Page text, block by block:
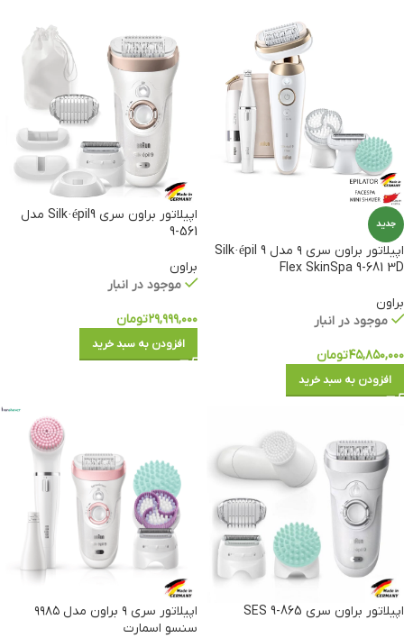
جدید
اپیلاتور براون سری ۹ مدل Silk·épil 9
Flex SkinSpa 9-681 3D
براون
موجود در انبار
۴۵,۸۵۰,۰۰۰تومان
افزودن به سبد خرید
اپیلاتور براون سری Silk·épil9 مدل
561-9
براون
موجود در انبار
۲۹,۹۹۹,۰۰۰تومان
افزودن به سبد خرید
اپیلاتور براون سری 865-9 SES
اپیلاتور سری ۹ براون مدل ۹۹۸۵
سنسو اسمارت